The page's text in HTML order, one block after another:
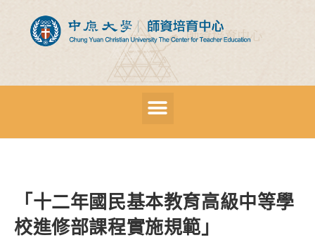
「十二年國民基本教育高級中等學
校進修部課程實施規範」